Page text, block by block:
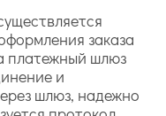
заказа
платежный шлюз
и
шлюз, надежно